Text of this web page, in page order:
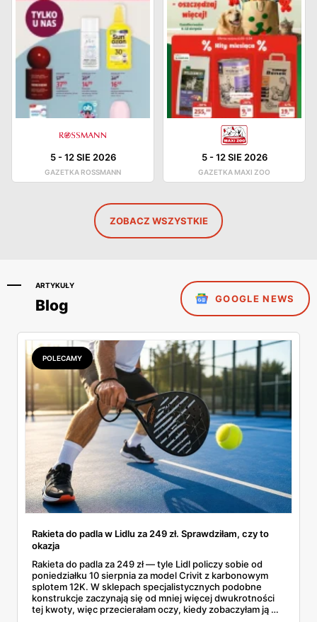
5-12 SIE 2026
GAZETKA ROSSMANN
5-12 SIE 2026
GAZETKA MAXI ZOO
ZOBACZ WSZYSTKIE
ARTYKUŁY
Blog GOOGLE NEWS
POLECAMY
Rakieta do padla w Lidlu za 249 zł. Sprawdziłam, czy to
okazja
Rakieta do padla za 249 zł — tyle Lidl policzy sobie od
poniedziałku 10 sierpnia za model Crivit z karbonowym
splotem 12K. W sklepach specjalistycznych podobne
konstrukcje zaczynają się od mniej więcej dwukrotności
tej kwoty, więc przecierałam oczy, kiedy zobaczyłam ją w